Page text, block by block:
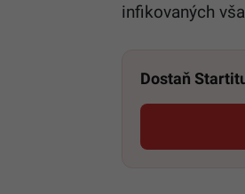
infikovaných
Dostaň